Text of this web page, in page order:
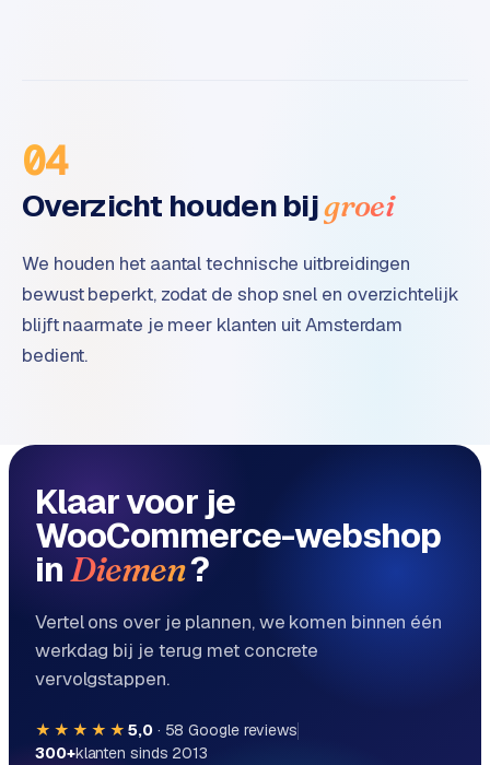
04
Overzicht houden bijgroei
We houden het aantal technische uitbreidingen
bewust beperkt, zodat de shop snel en overzichtelijk
blijft naarmate je meer klanten uit Amsterdam
bedient.
Klaar voor je
WooCommerce-webshop
inDiemen?
Vertel ons over je plannen, we komen binnen één
werkdag bij je terug met concrete
vervolgstappen.
★★★★★ 5,0· 58 Google reviews
300+klanten sinds 2013